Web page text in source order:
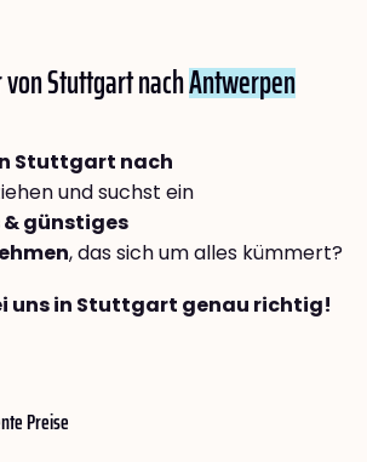
Stuttgart nachAntwerpen
Stuttgart nach
und suchst ein
günstiges
, das sich um alles kümmert?
uns in Stuttgart genau richtig!
Preise